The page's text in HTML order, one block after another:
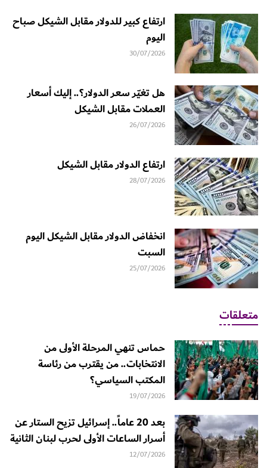
ارتفاع كبير للدولار مقابل الشيكل صباح
اليوم
30/07/2026
هل تغيّر سعر الدولار؟.. إليك أسعار
العملات مقابل الشيكل
26/07/2026
ارتفاع الدولار مقابل الشيكل
28/07/2026
انخفاض الدولار مقابل الشيكل اليوم
السبت
25/07/2026
متعلقات
حماس تنهي المرحلة الأولى من
الانتخابات.. من يقترب من رئاسة
المكتب السياسي؟
19/07/2026
بعد 20 عاماً.. إسرائيل تزيح الستار عن
أسرار الساعات الأولى لحرب لبنان الثانية
12/07/2026